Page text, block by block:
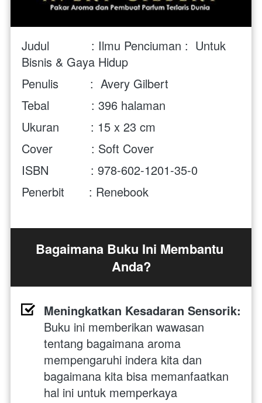
Judul            : Ilmu Penciuman : Untuk
Bisnis & Gaya Hidup
Penulis         : Avery Gilbert
Tebal            : 396 halaman
Ukuran         : 15 x 23 cm
Cover           : Soft Cover
ISBN            : 978-602-1201-35-0
Penerbit       : Renebook
Bagaimana Buku Ini Membantu
Anda?
Meningkatkan Kesadaran Sensorik:
Buku ini memberikan wawasan
tentang bagaimana aroma
mempengaruhi indera kita dan
bagaimana kita bisa memanfaatkan
hal ini untuk memperkaya